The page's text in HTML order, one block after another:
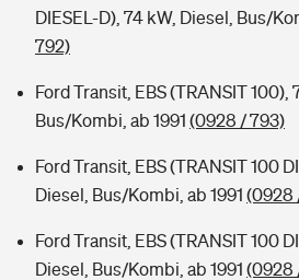
DIESEL-D), 74 kW, Diesel, Bus/
792)
Ford Transit, EBS (TRANSIT 100),
Bus/Kombi, ab 1991 (0928 / 793)
Ford Transit, EBS (TRANSIT 100
Diesel, Bus/Kombi, ab 1991 (0928
Ford Transit, EBS (TRANSIT 100
Diesel, Bus/Kombi, ab 1991 (0928